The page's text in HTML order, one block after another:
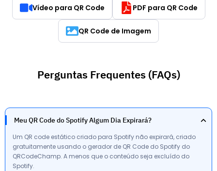
Vídeo para QR Code PDF para QR Code
QR Code de Imagem
Perguntas Frequentes (FAQs)
Meu QR Code do Spotify Algum Dia Expirará?
Um QR code estático criado para Spotify não expirará, criado
gratuitamente usando o gerador de QR Code do Spotify do
QRCodeChamp. A menos que o conteúdo seja excluído do
Spotify.